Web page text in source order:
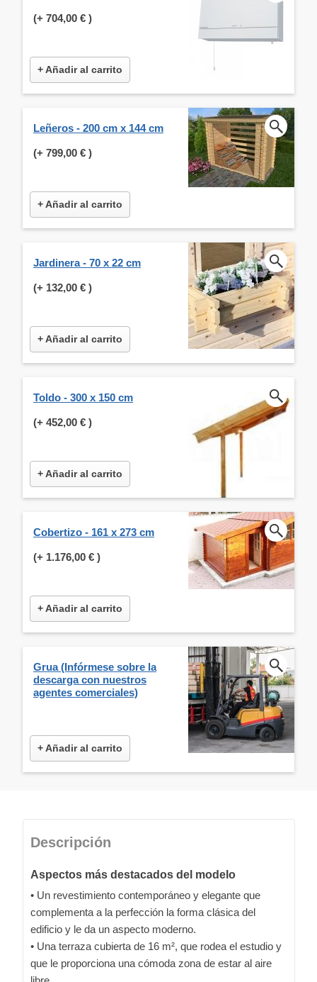
(+ 704,00 € )
+ Añadir al carrito
Leñeros - 200 cm x 144 cm
(+ 799,00 € )
+ Añadir al carrito
Jardinera - 70 x 22 cm
(+ 132,00 € )
+ Añadir al carrito
Toldo - 300 x 150 cm
(+ 452,00 € )
+ Añadir al carrito
Cobertizo - 161 x 273 cm
(+ 1.176,00 € )
+ Añadir al carrito
Grua (Infórmese sobre la
descarga con nuestros
agentes comerciales)
+ Añadir al carrito
Descripción
Aspectos más destacados del modelo
• Un revestimiento contemporáneo y elegante que
complementa a la perfección la forma clásica del
edificio y le da un aspecto moderno.
• Una terraza cubierta de 16 m², que rodea el estudio y
que le proporciona una cómoda zona de estar al aire